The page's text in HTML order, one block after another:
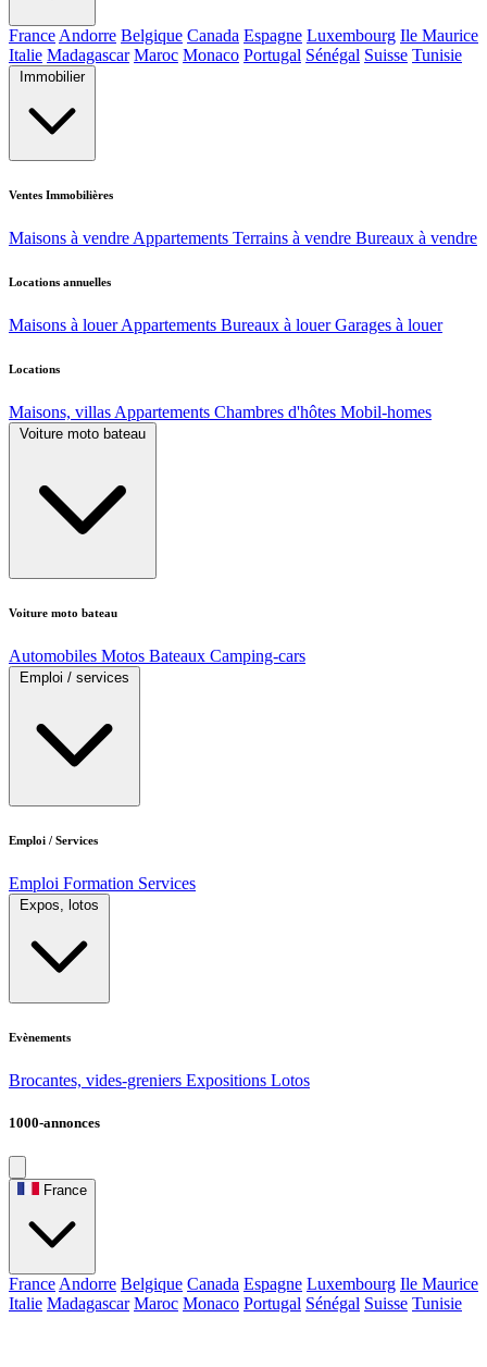
France Andorre Belgique Canada Espagne Luxembourg Ile Maurice
Italie Madagascar Maroc Monaco Portugal Sénégal Suisse Tunisie
Immobilier
Ventes Immobilières
Maisons à vendre Appartements Terrains à vendre Bureaux à vendre
Locations annuelles
Maisons à louer Appartements Bureaux à louer Garages à louer
Locations
Maisons, villas Appartements Chambres d'hôtes Mobil-homes
Voiture moto bateau
Voiture moto bateau
Automobiles Motos Bateaux Camping-cars
Emploi / services
Emploi / Services
Emploi Formation Services
Expos, lotos
Evènements
Brocantes, vides-greniers Expositions Lotos
1000-annonces
France
France Andorre Belgique Canada Espagne Luxembourg Ile Maurice
Italie Madagascar Maroc Monaco Portugal Sénégal Suisse Tunisie